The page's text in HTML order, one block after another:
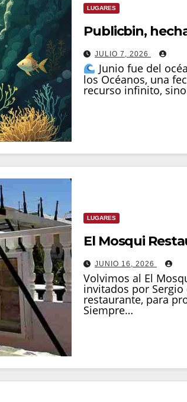
LUGARES
Publicbin,
JULIO 7, 2026
Junio fue del
los Océanos, una
recurso infinito,
LUGARES
El Mosqui
JUNIO 16, 2026
Volvimos al El
invitados por
restaurante, para
Siempre…